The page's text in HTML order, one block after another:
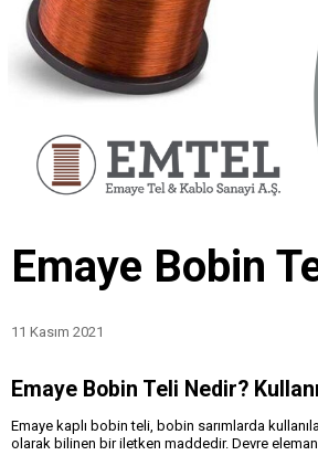
Emaye Bobin
11 Kasım 2021
Emaye Bobin Teli Nedir?
Emaye kaplı bobin teli, bobin sarımlarda
olarak bilinen bir iletken maddedir. Devre